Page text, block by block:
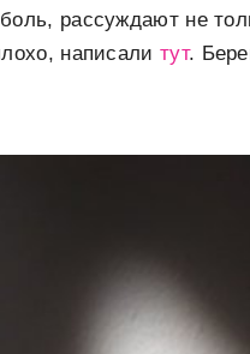
рассуждают не
написали тут.